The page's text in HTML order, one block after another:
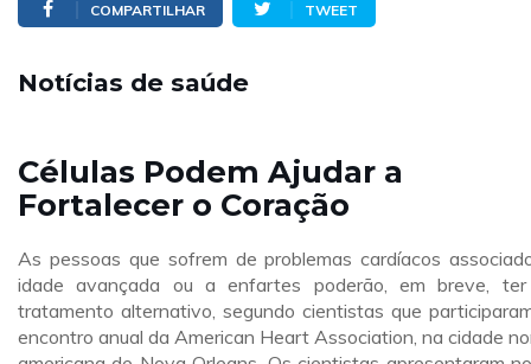
COMPARTILHAR TWEET
Notícias de saúde
Células Podem Ajudar a
Fortalecer o Coração
As pessoas que sofrem de problemas cardíacos
idade avançada ou a enfartes poderão, em breve,
tratamento alternativo, segundo cientistas que
encontro anual da American Heart Association, na cidade